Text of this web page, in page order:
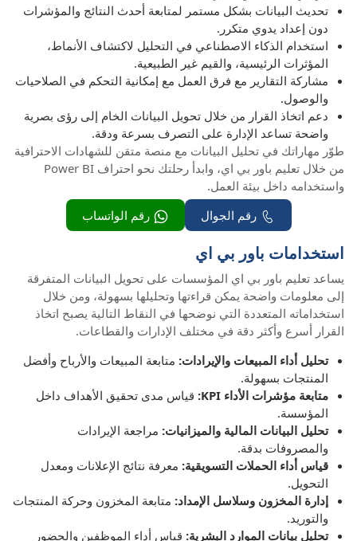
تحديث البيانات بشكل مستمر لمتابعة أحدث النتائج والمؤشرات
دون إعداد يدوي متكرر.
استخدام الذكاء الاصطناعي في التحليل لاكتشاف الأنماط،
المؤثرات الرئيسية، والقيم غير الطبيعية.
مشاركة التقارير مع فرق العمل مع إمكانية التحكم في الصلاحيات
والوصول.
دعم اتخاذ القرار من خلال تحويل البيانات الخام إلى رؤى بصرية
واضحة تساعد الإدارة على التصرف بسرعة ودقة.
طوّر مهاراتك في تحليل البيانات مع منصة متقن للشهادات الاحترافية
من خلال تعليم باور بي اي، وابدأ رحلتك نحو احتراف Power BI
واستخدامه داخل بيئة العمل.
رقم الجوال
رقم الواتساب
استخدامات باور بي اي
يساعد تعليم باور بي اي المؤسسات على تحويل البيانات المتفرقة
إلى معلومات واضحة يمكن قراءتها وتحليلها بسهولة، ومن خلال
استخداماته المتعددة التي نوضحها في النقاط التالية يصبح اتخاذ
القرار أسرع وأكثر دقة في مختلف الإدارات والقطاعات.
تحليل أداء المبيعات والإيرادات: متابعة المبيعات والأرباح وأفضل
المنتجات بسهولة.
متابعة مؤشرات الأداء KPI:
قياس مدى تحقيق الأهداف داخل
المؤسسة.
تحليل البيانات المالية والميزانيات: مراجعة الإيرادات
والمصروفات بدقة.
قياس أداء الحملات التسويقية: معرفة نتائج الإعلانات ومعدل
التحويل.
إدارة المخزون وسلاسل الإمداد: متابعة المخزون وحركة المنتجات
والتوريد.
تحليل بيانات الموارد البشرية: قياس أداء الموظفين والحضور